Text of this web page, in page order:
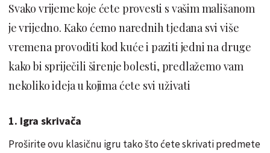
Svako vrijeme koje ćete provesti s vašim mališanom
je vrijedno. Kako ćemo narednih tjedana svi više
vremena provoditi kod kuće i paziti jedni na druge
kako bi spriječili širenje bolesti, predlažemo vam
nekoliko ideja u kojima ćete svi uživati
1. Igra skrivača
Proširite ovu klasičnu igru ​​tako što ćete skrivati ​​predmete